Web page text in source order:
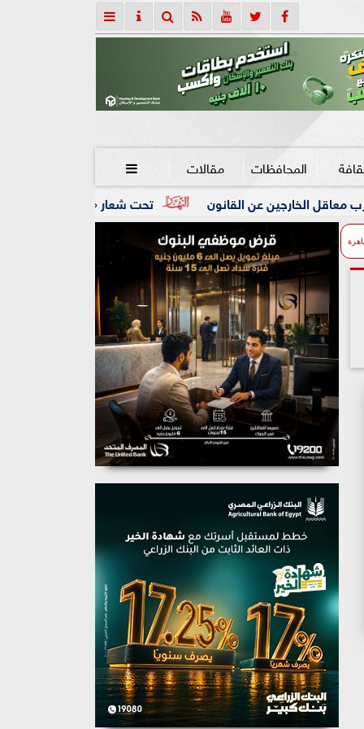
المحافظات مقالات 
تحت شعار «خدمة بيوت الله شرف».. محافظ القانون